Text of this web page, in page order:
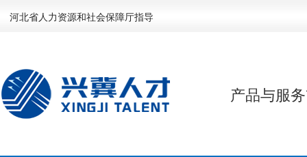
河北省人力资源和社会保障厅指导
产品与服务